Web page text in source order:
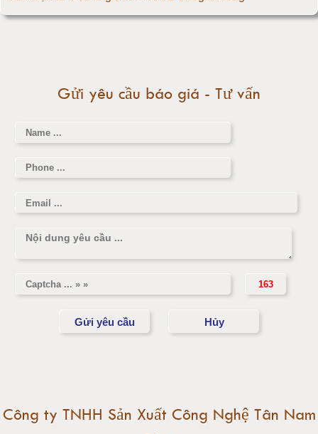
Cân điện tử 3000kg
Cân điện tử 1 tấn
Cân điện tử 2 tấn
Cân điện tử 3 tấn
Cân điện tử 10 tấn
Cân điện tử 15 tấn
Gửi yêu cầu báo giá - Tư vấn
Công ty TNHH Sản Xuất Công Nghệ Tân Nam